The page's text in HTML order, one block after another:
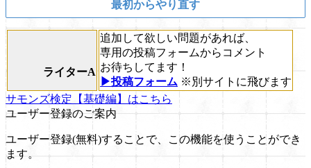
最初からやり直す
ライターA
追加して欲しい問題があれば、
専用の投稿フォームからコメント
お待ちしてます！
▶投稿フォーム ※別サイトに飛びます
サモンズ検定【基礎編】はこちら
ユーザー登録のご案内
ユーザー登録(無料)することで、この機能を使うことができ
ます。